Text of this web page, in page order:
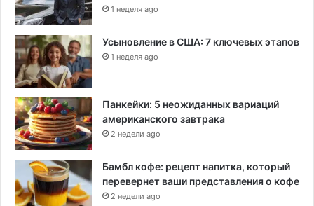
1 неделя ago
Усыновление в США: 7 ключевых этапов
1 неделя ago
Панкейки: 5 неожиданных вариаций
американского завтрака
2 недели ago
Бамбл кофе: рецепт напитка, который
перевернет ваши представления о кофе
2 недели ago